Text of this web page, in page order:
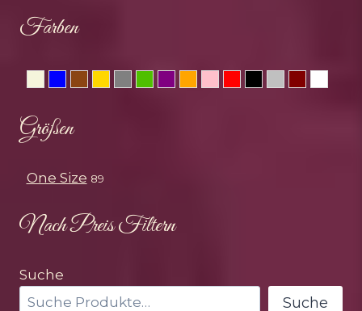
Farben
Größen
One Size 89
Nach Preis Filtern
Suche
Suche